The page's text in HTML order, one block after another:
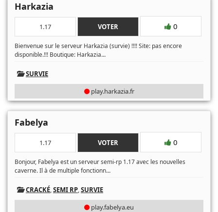
Harkazia
1.17 VOTER 0
Bienvenue sur le serveur Harkazia (survie) !!!! Site: pas encore
disponible.!!! Boutique: Harkazia...
SURVIE
play.harkazia.fr
Fabelya
1.17 VOTER 0
Bonjour, Fabelya est un serveur semi-rp 1.17 avec les nouvelles
caverne. Il à de multiple fonctionn...
CRACKÉ,SEMI RP,SURVIE
play.fabelya.eu